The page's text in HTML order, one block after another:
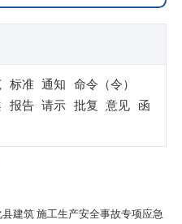
标准 通知
命令（令）
报告 请示 批复 意见
函
建筑 施工生产安全事故专项应急